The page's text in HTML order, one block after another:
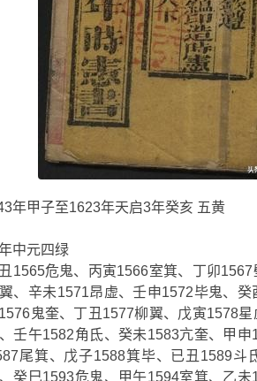
年甲子至1623年天启3年癸亥 五黄
中元四绿
1565危鬼、丙寅1566室箕、丁卯
、辛未1571昂虚、壬申1572毕鬼、
鬼奎、丁丑1577柳翼、戊寅1578
壬午1582角氐、癸未1583亢奎、甲
尾箕、戊子1588箕毕、已丑1589斗
癸巳1593危鬼、甲午1594室箕、乙